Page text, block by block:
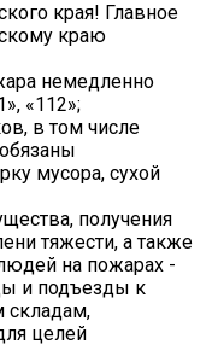
края! Главное
краю
немедленно
«112»;
в том числе
мусора, сухой
получения
тяжести, а также
на пожарах -
и подъезды к
складам,
целей